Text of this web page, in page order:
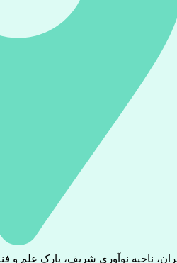
ناحیه نوآوری شریف، پارک علم و